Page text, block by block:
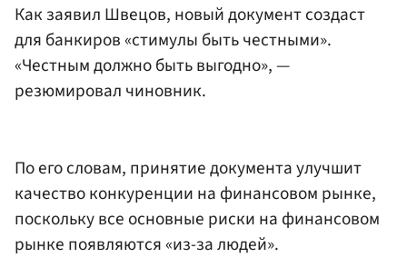
Как заявил Швецов, новый документ создаст
для банкиров «стимулы быть честными».
«Честным должно быть выгодно», —
резюмировал чиновник.
По его словам, принятие документа улучшит
качество конкуренции на финансовом рынке,
поскольку все основные риски на финансовом
рынке появляются «из-за людей».